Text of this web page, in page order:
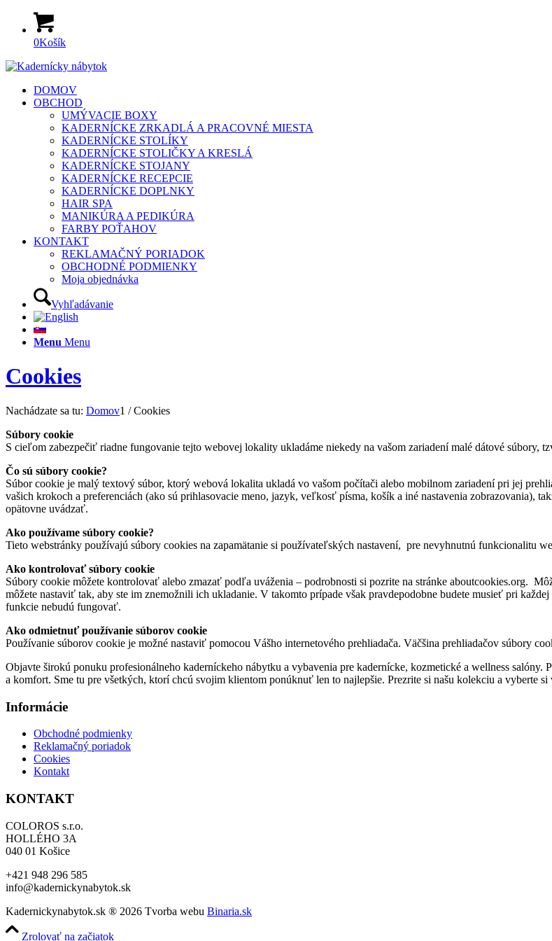
0Košík
DOMOV
OBCHOD
UMÝVACIE BOXY
KADERNÍCKE ZRKADLÁ A PRACOVNÉ MIESTA
KADERNÍCKE STOLÍKY
KADERNÍCKE STOLIČKY A KRESLÁ
KADERNÍCKE STOJANY
KADERNÍCKE RECEPCIE
KADERNÍCKE DOPLNKY
HAIR SPA
MANIKÚRA A PEDIKÚRA
FARBY POŤAHOV
KONTAKT
REKLAMAČNÝ PORIADOK
OBCHODNÉ PODMIENKY
Moja objednávka
Vyhľadávanie
Menu Menu
Cookies
Nachádzate sa tu: Domov1 / Cookies
Súbory cookie
S cieľom zabezpečiť riadne fungovanie tejto webovej lokality ukladáme niekedy na vašom zariadení malé dátové súbory,
Čo sú súbory cookie?
Súbor cookie je malý textový súbor, ktorý webová lokalita ukladá vo vašom počítači alebo mobilnom zariadení pri jej
vašich krokoch a preferenciách (ako sú prihlasovacie meno, jazyk, veľkosť písma, košík a iné nastavenia zobrazovania),
opätovne uvádzať.
Ako používame súbory cookie?
Tieto webstránky používajú súbory cookies na zapamätanie si používateľských nastavení, pre nevyhnutnú funkcionalitu
Ako kontrolovať súbory cookie
Súbory cookie môžete kontrolovať alebo zmazať podľa uváženia – podrobnosti si pozrite na stránke aboutcookies.org.
môžete nastaviť tak, aby ste im znemožnili ich ukladanie. V takomto prípade však pravdepodobne budete musieť pri
funkcie nebudú fungovať.
Ako odmietnuť používanie súborov cookie
Používanie súborov cookie je možné nastaviť pomocou Vášho internetového prehliadača. Väčšina prehliadačov súbory
Objavte širokú ponuku profesionálneho kaderníckeho nábytku a vybavenia pre kadernícke, kozmetické a wellness
a komfort. Sme tu pre všetkých, ktorí chcú svojim klientom ponúknuť len to najlepšie. Prezrite si našu kolekciu a vyberte
Informácie
Obchodné podmienky
Reklamačný poriadok
Cookies
Kontakt
KONTAKT
COLOROS s.r.o.
HOLLÉHO 3A
040 01 Košice
+421 948 296 585
info@kadernickynabytok.sk
Kadernickynabytok.sk ® 2026 Tvorba webu Binaria.sk
Zrolovať na začiatok